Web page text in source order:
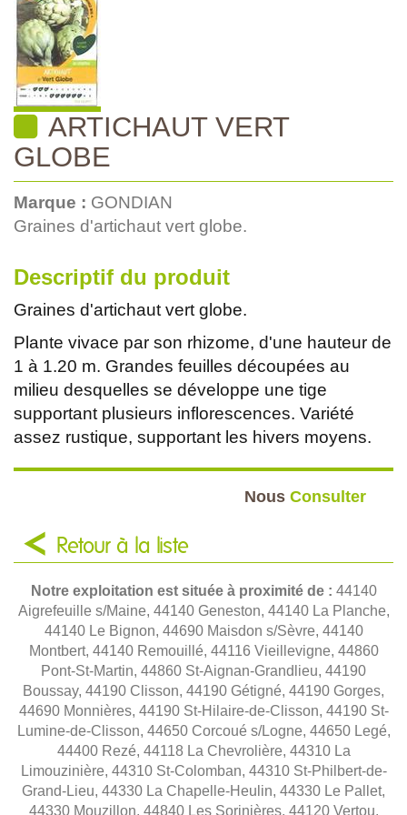
ARTICHAUT VERT
GLOBE
Marque : GONDIAN
Graines d'artichaut vert globe.
Descriptif du produit
Graines d'artichaut vert globe.
Plante vivace par son rhizome, d'une hauteur de
1 à 1.20 m. Grandes feuilles découpées au
milieu desquelles se développe une tige
supportant plusieurs inflorescences. Variété
assez rustique, supportant les hivers moyens.
Nous Consulter
Retour à la liste
Notre exploitation est située à proximité de : 44140
Aigrefeuille s/Maine, 44140 Geneston, 44140 La Planche,
44140 Le Bignon, 44690 Maisdon s/Sèvre, 44140
Montbert, 44140 Remouillé, 44116 Vieillevigne, 44860
Pont-St-Martin, 44860 St-Aignan-Grandlieu, 44190
Boussay, 44190 Clisson, 44190 Gétigné, 44190 Gorges,
44690 Monnières, 44190 St-Hilaire-de-Clisson, 44190 St-
Lumine-de-Clisson, 44650 Corcoué s/Logne, 44650 Legé,
44400 Rezé, 44118 La Chevrolière, 44310 La
Limouzinière, 44310 St-Colomban, 44310 St-Philbert-de-
Grand-Lieu, 44330 La Chapelle-Heulin, 44330 Le Pallet,
44330 Mouzillon, 44840 Les Sorinières, 44120 Vertou,